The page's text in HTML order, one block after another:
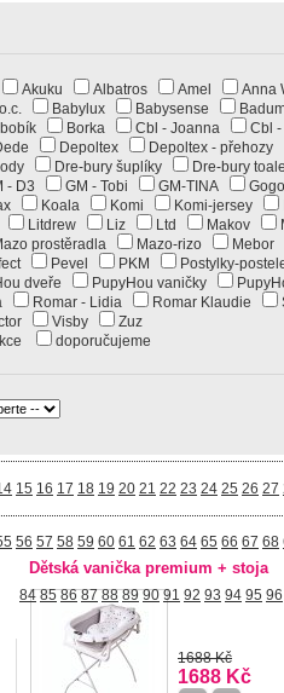
Akuku Albatros Amel
Babylux Babysense
bobík Borka Cbl - Joanna
Cbl
Depoltex
Depoltex - přehozy
Dre-bury šuplíky
Dre-bury
- D3 GM - Tobi GM-TINA
Koala Komi Komi-jersey
Litdrew Liz Ltd Makov
prostěradla Mazo-rizo
Mebor
Pevel PKM
Postylky-
dveře PupyHou vaničky
Romar - Lidia Romar Klaudie
Visby
Zuz
doporučujeme
15 16 17 18 19 20 21 22 23 24 25 26 27
56 57 58 59 60 61 62 63 64 65 66 67 68
84 85 86 87 88 89 90 91 92 93 94 95 96
Dětská vanička premium + stoja
1688 Kč
1688 Kč